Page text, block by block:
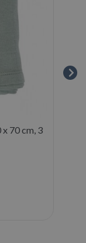
70 cm, 3